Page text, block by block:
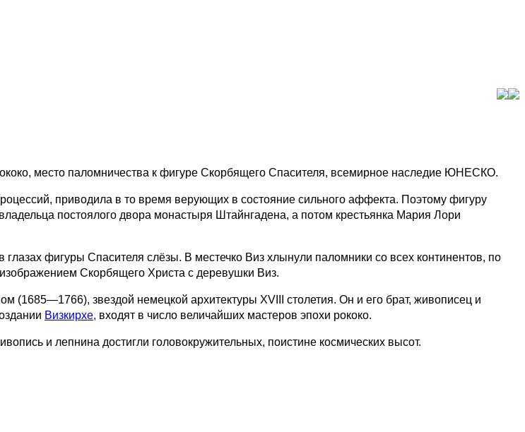
место паломничества к фигуре Скорбящего Спасителя, всемирное наследие ЮНЕСКО.
приводила в то время верующих в состояние сильного аффекта. Поэтому фигуру
постоялого двора монастыря Штайнгадена, а потом крестьянка Мария Лори
фигуры Спасителя слёзы. В местечко Виз хлынули паломники со всех континентов, по
Скорбящего Христа с деревушки Виз.
звездой немецкой архитектуры XVIII столетия. Он и его брат, живописец и
Визкирхе, входят в число величайших мастеров эпохи рококо.
и лепнина достигли головокружительных, поистине космических высот.